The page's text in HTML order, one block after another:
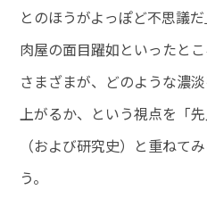
とのほうがよっぽど不思議
肉屋の面目躍如といったと
さまざまが、どのような濃
上がるか、という視点を「
（および研究史）と重ねて
う。